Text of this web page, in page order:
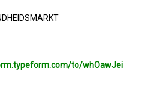
to/whOawJei